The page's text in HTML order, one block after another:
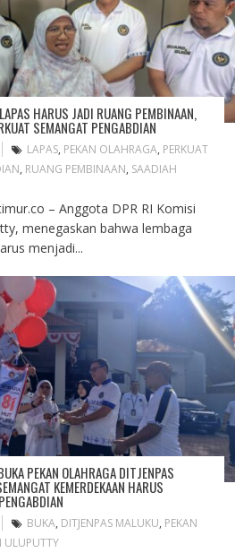
HARUS JADI RUANG PEMBINAAN,
SEMANGAT PENGABDIAN
LAPAS, PEKAN OLAHRAGA, PERKUAT
, RUANG PEMBINAAN, SAADIAH
– Anggota DPR RI Komisi
menegaskan bahwa lembaga
menjadi...
PEKAN OLAHRAGA DITJENPAS
KEMERDEKAAN HARUS
BUKA, DITJENPAS MALUKU, PEKAN
ULUPUTTY